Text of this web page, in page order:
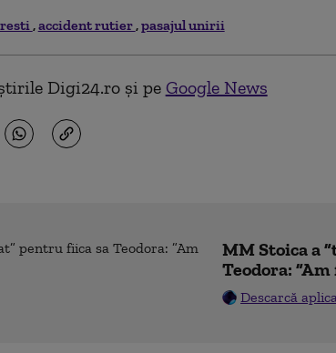
accident rutier pasajul unirii
Digi24.ro și pe Google News
MM Stoica a
Teodora:
Descarcă